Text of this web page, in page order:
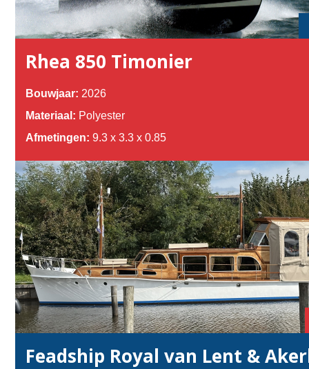
Rhea 850 Timonier
Bouwjaar: 2026
Materiaal: Polyester
Afmetingen: 9.3 x 3.3 x 0.85
Feadship Royal van Lent &